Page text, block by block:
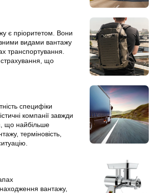
є пріоритетом. Вони
видами вантажу
транспортування.
що
специфіки
компанії завжди
що найбільше
терміновість,
вантажу,